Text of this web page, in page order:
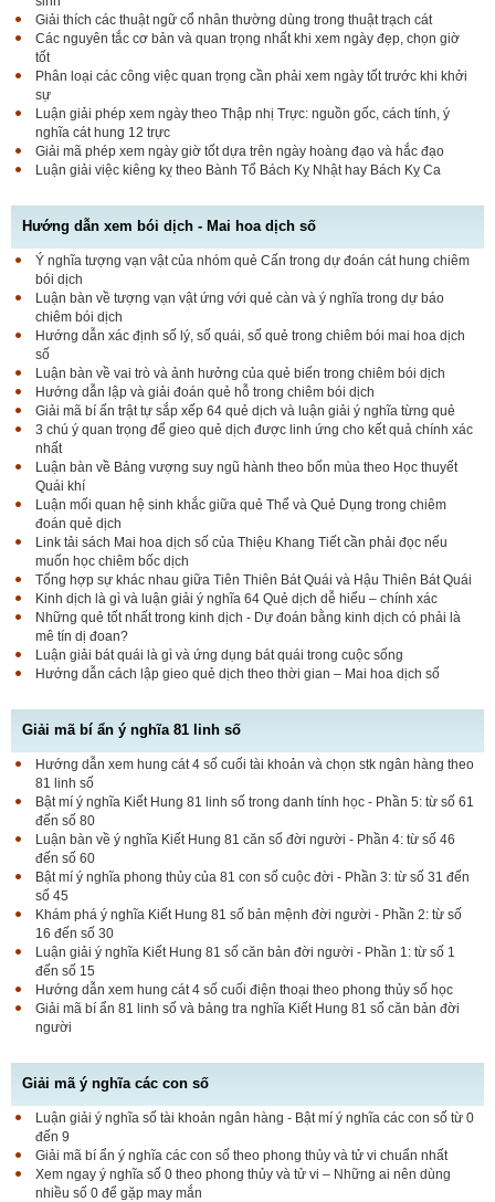
Giải thích các thuật ngữ cổ nhân thường dùng trong thuật trạch cát
Các nguyên tắc cơ bản và quan trọng nhất khi xem ngày đẹp, chọn giờ
tốt
Phân loại các công việc quan trọng cần phải xem ngày tốt trước khi khởi
sự
Luận giải phép xem ngày theo Thập nhị Trực: nguồn gốc, cách tính, ý
nghĩa cát hung 12 trực
Giải mã phép xem ngày giờ tốt dựa trên ngày hoàng đạo và hắc đạo
Luận giải việc kiêng kỵ theo Bành Tổ Bách Kỵ Nhật hay Bách Kỵ Ca
Hướng dẫn xem bói dịch - Mai hoa dịch số
Ý nghĩa tượng vạn vật của nhóm quẻ Cấn trong dự đoán cát hung chiêm
bói dịch
Luận bàn về tượng vạn vật ứng với quẻ càn và ý nghĩa trong dự báo
chiêm bói dịch
Hướng dẫn xác định số lý, số quái, số quẻ trong chiêm bói mai hoa dịch
số
Luận bàn về vai trò và ảnh hưởng của quẻ biến trong chiêm bói dịch
Hướng dẫn lập và giải đoán quẻ hỗ trong chiêm bói dịch
Giải mã bí ấn trật tự sắp xếp 64 quẻ dịch và luận giải ý nghĩa từng quẻ
3 chú ý quan trọng để gieo quẻ dịch được linh ứng cho kết quả chính xác
nhất
Luận bàn về Bảng vượng suy ngũ hành theo bốn mùa theo Học thuyết
Quái khí
Luận mối quan hệ sinh khắc giữa quẻ Thể và Quẻ Dụng trong chiêm
đoán quẻ dịch
Link tải sách Mai hoa dịch số của Thiệu Khang Tiết cần phải đọc nếu
muốn học chiêm bốc dịch
Tổng hợp sự khác nhau giữa Tiên Thiên Bát Quái và Hậu Thiên Bát Quái
Kinh dịch là gì và luận giải ý nghĩa 64 Quẻ dịch dễ hiểu – chính xác
Những quẻ tốt nhất trong kinh dịch - Dự đoán bằng kinh dịch có phải là
mê tín dị đoan?
Luận giải bát quái là gì và ứng dụng bát quái trong cuộc sống
Hướng dẫn cách lập gieo quẻ dịch theo thời gian – Mai hoa dịch số
Giải mã bí ẩn ý nghĩa 81 linh số
Hướng dẫn xem hung cát 4 số cuối tài khoản và chọn stk ngân hàng theo
81 linh số
Bật mí ý nghĩa Kiết Hung 81 linh số trong danh tính học - Phần 5: từ số 61
đến số 80
Luận bàn về ý nghĩa Kiết Hung 81 căn số đời người - Phần 4: từ số 46
đến số 60
Bật mí ý nghĩa phong thủy của 81 con số cuộc đời - Phần 3: từ số 31 đến
số 45
Khám phá ý nghĩa Kiết Hung 81 số bản mệnh đời người - Phần 2: từ số
16 đến số 30
Luận giải ý nghĩa Kiết Hung 81 số căn bản đời người - Phần 1: từ số 1
đến số 15
Hướng dẫn xem hung cát 4 số cuối điện thoại theo phong thủy số học
Giải mã bí ẩn 81 linh số và bảng tra nghĩa Kiết Hung 81 số căn bản đời
người
Giải mã ý nghĩa các con số
Luận giải ý nghĩa số tài khoản ngân hàng - Bật mí ý nghĩa các con số từ 0
đến 9
Giải mã bí ẩn ý nghĩa các con số theo phong thủy và tử vi chuẩn nhất
Xem ngay ý nghĩa số 0 theo phong thủy và tử vi – Những ai nên dùng
nhiều số 0 để gặp may mắn